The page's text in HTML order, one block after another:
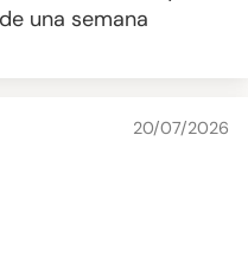
una semana
20/07/2026